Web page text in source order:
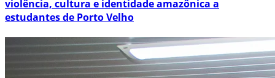
violência, cultura e identidade amazônica a
estudantes de Porto Velho